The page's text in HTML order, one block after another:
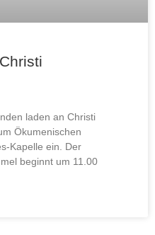
laden an Christi
Ökumenischen
Kapelle ein. Der
beginnt um 11.00